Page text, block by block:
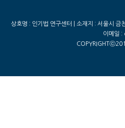
상호명 : 인기법 연구센터 | 소재지 : 서울시
이메일